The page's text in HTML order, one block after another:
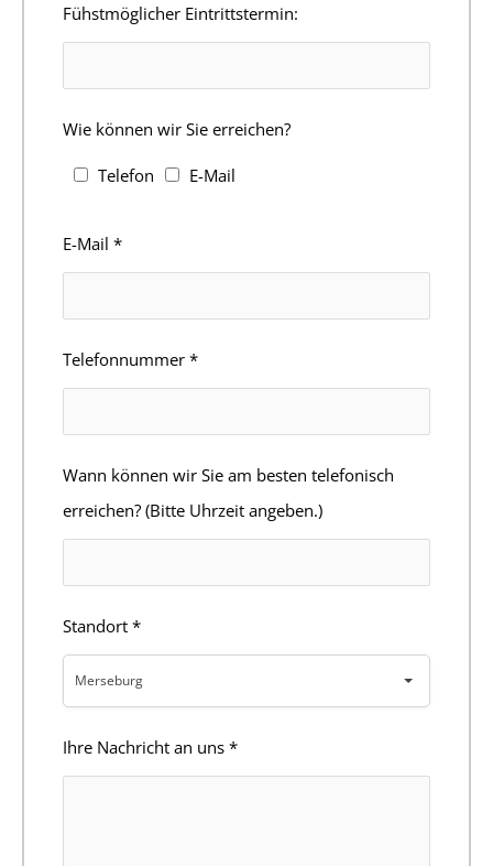
Fühstmöglicher Eintrittstermin:
Wie können wir Sie erreichen?
Telefon E-Mail
E-Mail *
Telefonnummer *
Wann können wir Sie am besten telefonisch
erreichen? (Bitte Uhrzeit angeben.)
Standort *
Merseburg
Ihre Nachricht an uns *